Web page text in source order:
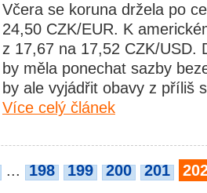
Včera se koruna držela po
24,50 CZK/EUR. K
z 17,67 na 17,52 CZK/USD.
by měla ponechat sazby
by ale vyjádřit obavy z příliš
Více celý článek
... 198 199 200 201